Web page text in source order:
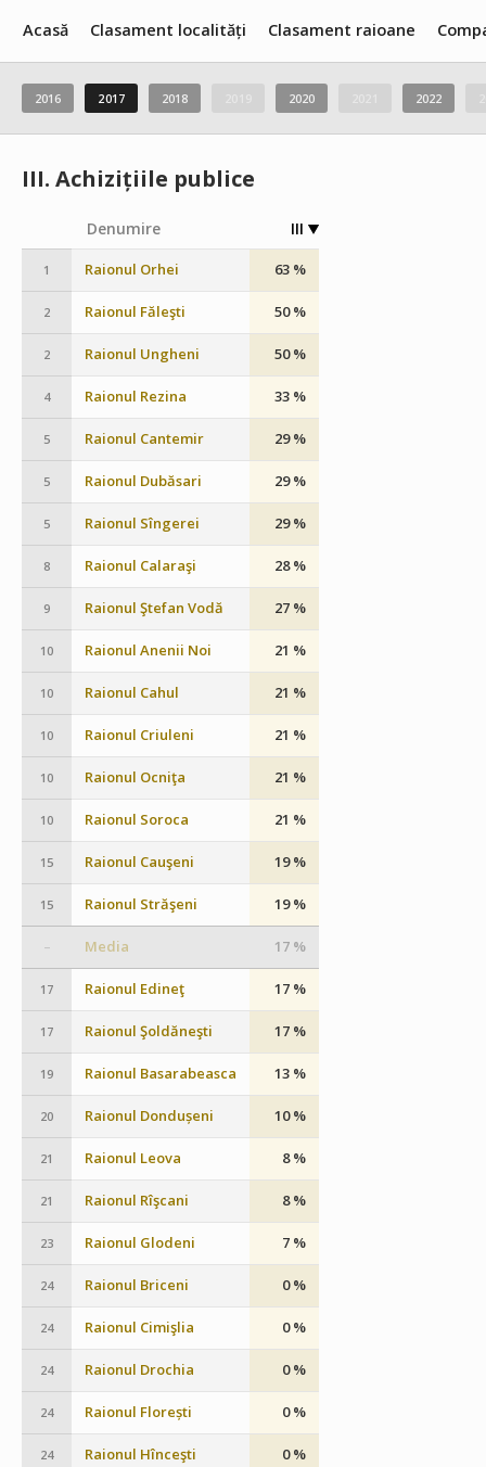
Acasă Clasament localități Clasament raioane
2016 2017 2018 2020 2022
III. Achizițiile publice
Denumire III
1 Raionul Orhei 63 %
2 Raionul Făleşti 50 %
2 Raionul Ungheni 50 %
4 Raionul Rezina 33 %
5 Raionul Cantemir 29 %
5 Raionul Dubăsari 29 %
5 Raionul Sîngerei 29 %
8 Raionul Calaraşi 28 %
9 Raionul Ştefan Vodă 27 %
10 Raionul Anenii Noi 21 %
10 Raionul Cahul 21 %
10 Raionul Criuleni 21 %
10 Raionul Ocniţa 21 %
10 Raionul Soroca 21 %
15 Raionul Cauşeni 19 %
15 Raionul Străşeni 19 %
– Media 17 %
17 Raionul Edineţ 17 %
17 Raionul Şoldăneşti 17 %
19 Raionul Basarabeasca 13 %
20 Raionul Dondușeni 10 %
21 Raionul Leova 8 %
21 Raionul Rîşcani 8 %
23 Raionul Glodeni 7 %
24 Raionul Briceni 0 %
24 Raionul Cimişlia 0 %
24 Raionul Drochia 0 %
24 Raionul Florești 0 %
24 Raionul Hînceşti 0 %